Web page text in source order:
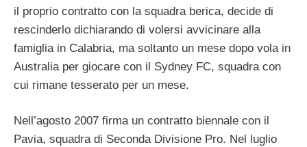
il proprio contratto con la squadra berica, decide di
rescinderlo dichiarando di volersi avvicinare alla
famiglia in Calabria, ma soltanto un mese dopo vola in
Australia per giocare con il Sydney FC, squadra con
cui rimane tesserato per un mese.
Nell’agosto 2007 firma un contratto biennale con il
Pavia, squadra di Seconda Divisione Pro. Nel luglio